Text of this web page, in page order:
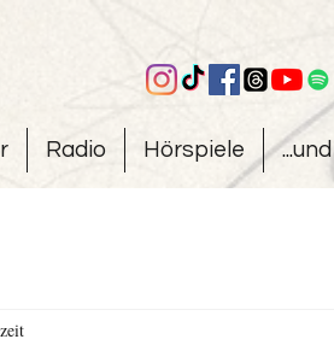
Radio Hörspiele